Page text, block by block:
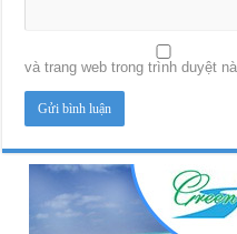
và trang web trong trình duyệt